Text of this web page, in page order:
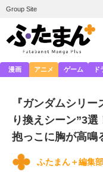
Group Site
漫画 アニメ ゲーム
『ガンダムシリ
り換えシーン”3
抱っこに胸が高鳴
ふたまん＋編集部